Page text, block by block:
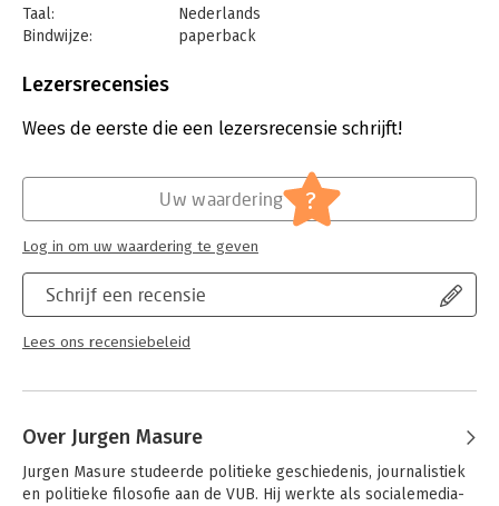
Taal:
Nederlands
Bindwijze:
paperback
Uitgever:
Verschijningsdatum:
2-3-2023
Mens en maatschappij
Lezersrecensies
Wees de eerste die een lezersrecensie schrijft!
Schrijf een recensie
Lees ons recensiebeleid
Uw waardering ?
Log in om uw waardering te geven
Over Jurgen Masure
Jurgen Masure studeerde politieke geschiedenis, journalistiek
en politieke filosofie aan de VUB. Hij werkte als socialemedia-